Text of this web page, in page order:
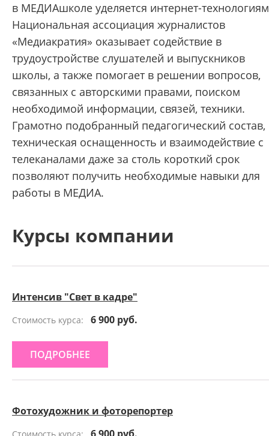
в МЕДИАшколе уделяется интернет-
Национальная ассоциация журналистов
«Медиакратия» оказывает содействие в
трудоустройстве слушателей и выпускников
школы, а также помогает в решении вопросов,
связанных с авторскими правами, поиском
необходимой информации, связей, техники.
Грамотно подобранный педагогический состав,
техническая оснащенность и взаимодействие с
телеканалами даже за столь короткий срок
позволяют получить необходимые навыки для
работы в МЕДИА.
Курсы компании
Интенсив "Свет в кадре"
Стоимость курса: 6 900 руб.
ПОДРОБНЕЕ
Фотохудожник и фоторепортер